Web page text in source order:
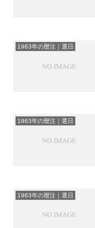
1963年の暦注｜選日
1963年の暦注｜選日
1963年の暦注｜選日